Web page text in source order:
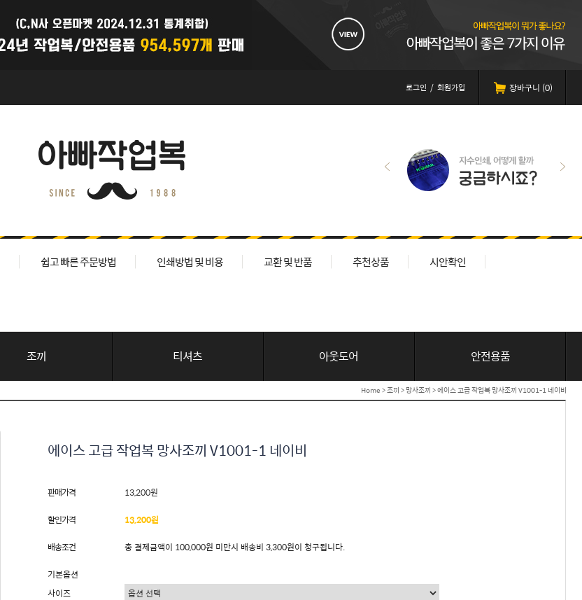
로그인 / 회원가입 장바구니 (0)
쉽고 빠른 주문방법 인쇄방법 및 비용 교환 및 반품 추천상품 시안확인
조끼 티셔츠 아웃도어 안전용품
Home>조끼>망사조끼> 에이스 고급 작업복 망사조끼 V1001-1 네이비
에이스 고급 작업복 망사조끼 V1001-1 네이비
판매가격 13,200원
할인가격 13,200원
배송조건 총 결제금액이 100,000원 미만시 배송비 3,300원이 청구됩니다.
기본옵션
사이즈